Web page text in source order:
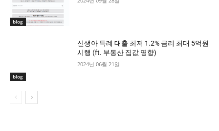
blog
blog
신생아 특례 대출 최저 1.2% 금리 최대 5억원
시행 (ft. 부동산 집값 영향)
2024년 06월 21일